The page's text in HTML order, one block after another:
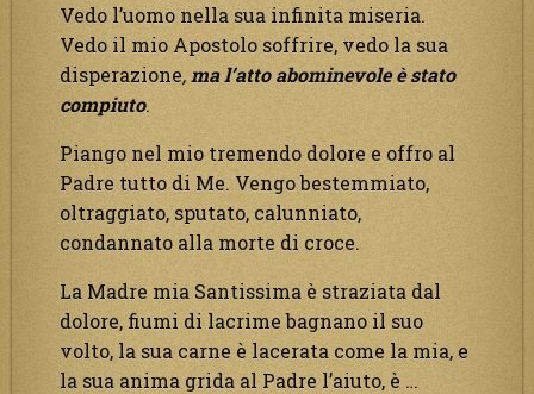
Vedo l’uomo nella sua infinita miseria.
Vedo il mio Apostolo soffrire, vedo la sua
disperazione, ma l’atto abominevole è stato
compiuto.
Piango nel mio tremendo dolore e offro al
Padre tutto di Me. Vengo bestemmiato,
oltraggiato, sputato, calunniato,
condannato alla morte di croce.
La Madre mia Santissima è straziata dal
dolore, fiumi di lacrime bagnano il suo
volto, la sua carne è lacerata come la mia, e
la sua anima grida al Padre l’aiuto, è …